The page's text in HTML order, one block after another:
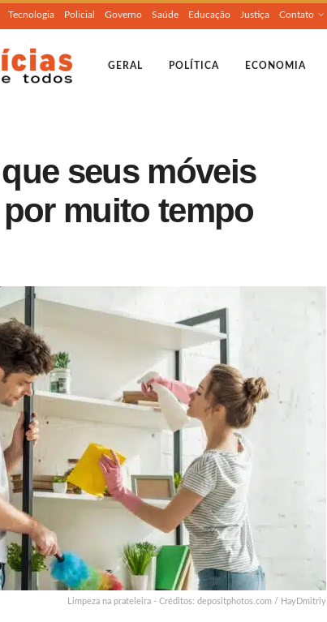
Tecnologia Policial Governo Saúde Educação Justiça Contato
GERAL POLÍTICA ECONOMIA
seus móveis
muito tempo
Limpeza na prateleira - Créditos: depositphotos.com / HayDmitriy